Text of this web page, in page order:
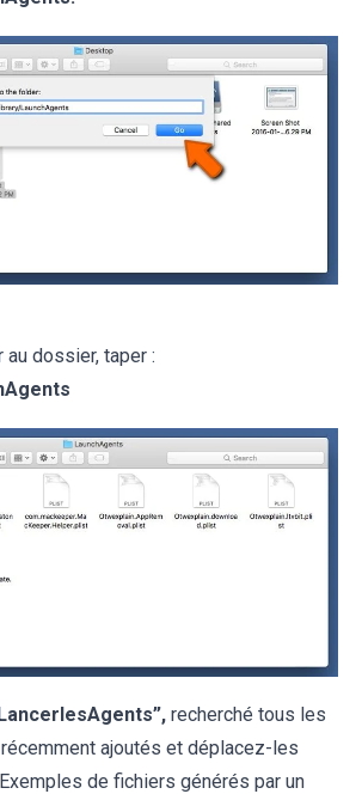
au dossier, taper :
recherché tous les
ajoutés et déplacez-les
de fichiers générés par un